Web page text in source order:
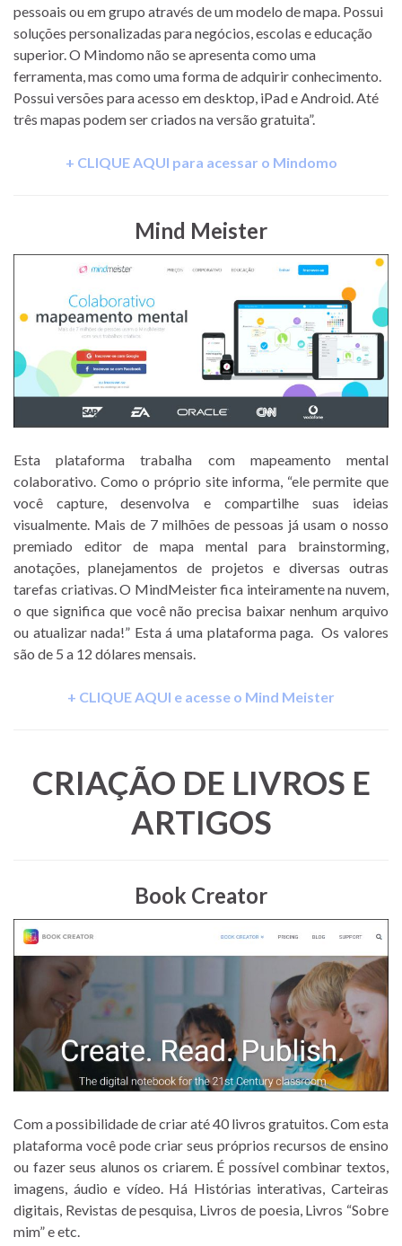
pessoais ou em grupo através de um modelo de mapa. Possui
soluções personalizadas para negócios, escolas e educação
superior. O Mindomo não se apresenta como uma
ferramenta, mas como uma forma de adquirir conhecimento.
Possui versões para acesso em desktop, iPad e Android. Até
três mapas podem ser criados na versão gratuita”.
+ CLIQUE AQUI para acessar o Mindomo
Mind Meister
Esta plataforma trabalha com mapeamento mental
colaborativo. Como o próprio site informa, “ele permite que
você capture, desenvolva e compartilhe suas ideias
visualmente. Mais de 7 milhões de pessoas já usam o nosso
premiado editor de mapa mental para brainstorming,
anotações, planejamentos de projetos e diversas outras
tarefas criativas. O MindMeister fica inteiramente na nuvem,
o que significa que você não precisa baixar nenhum arquivo
ou atualizar nada!” Esta á uma plataforma paga. Os valores
são de 5 a 12 dólares mensais.
+ CLIQUE AQUI e acesse o Mind Meister
CRIAÇÃO DE LIVROS E
ARTIGOS
Book Creator
Com a possibilidade de criar até 40 livros gratuitos. Com esta
plataforma você pode criar seus próprios recursos de ensino
ou fazer seus alunos os criarem. É possível combinar textos,
imagens, áudio e vídeo. Há Histórias interativas, Carteiras
digitais, Revistas de pesquisa, Livros de poesia, Livros “Sobre
mim” e etc.